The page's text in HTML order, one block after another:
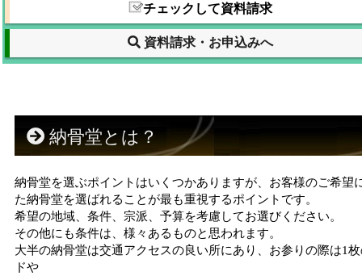
チェックして資料請求
資料請求・お申込みへ
納骨堂とは？
納骨堂を選ぶポイントはいくつかありますが、お客様のご希望
た納骨堂を選ばれることが最も重視するポイントです。
希望の地域、条件、宗派、予算を考慮してお選びください。
その他にも条件は、様々あるものと思われます。
大半の納骨堂は交通アクセスの良い所にあり、お参りの際は1
ドや